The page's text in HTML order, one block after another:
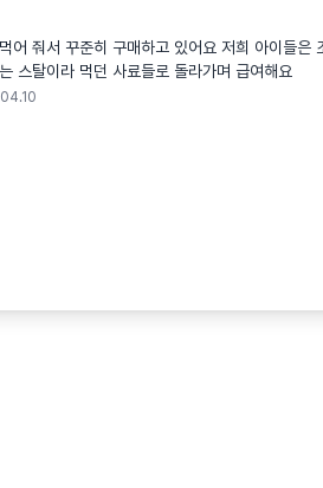
어 줘서 꾸준히 구매하고 있어요 저희 아이들은
스탈이라 먹던 사료들로 돌라가며 급여해요